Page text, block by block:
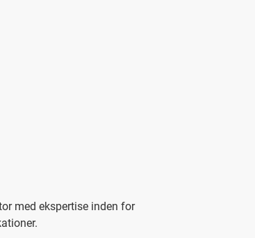
med ekspertise inden for